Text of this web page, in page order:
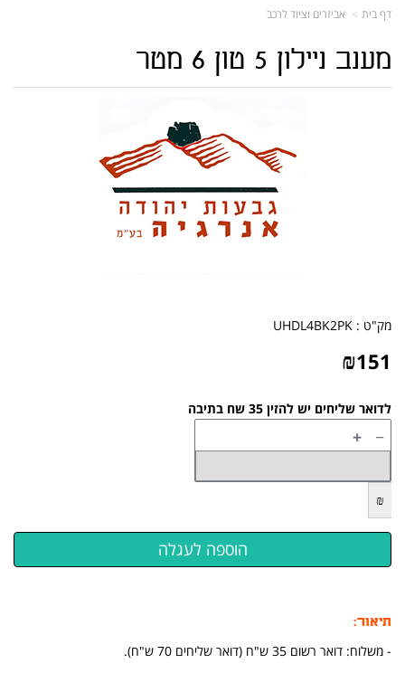
דף בית אביזרים וציוד לרכב
מענב ניילון 5 טון 6 מטר
מק"ט : UHDL4BK2PK
₪151
לדואר שליחים יש להזין 35 שח בתיבה
−
+
₪
תיאור:
- משלוח: דואר רשום 35 ש"ח (דואר שליחים 70 ש"ח).